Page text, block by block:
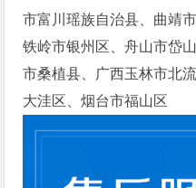
市富川瑶族自治县、曲靖
铁岭市银州区、舟山市岱
市桑植县、广西玉林市北
大洼区、烟台市福山区